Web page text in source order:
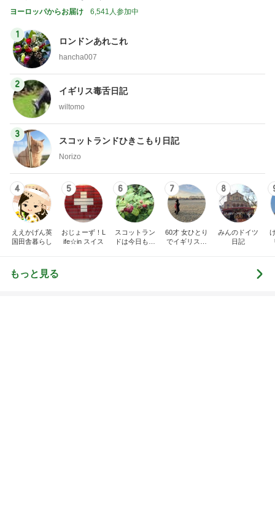
ヨーロッパからお届け 6,541人参加中
1
ロンドンあれこれ
hancha007
2
イギリス毒舌日記
wiltomo
3
スコットランドひきこもり日記
Norizo
4
ええかげん英
国田舎暮らし
5
おじょーず！L
ife☆in スイス
6
スコットラン
ドは今日も曇
7
60才 女ひとり
でイギリスに
8
みんのドイツ
日記
もっと見る